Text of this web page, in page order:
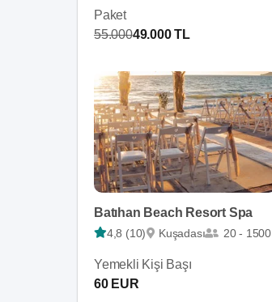
Paket
55.00049.000 TL
Batıhan Beach Resort Spa
4,8 (10) Kuşadası 20 - 1500
Yemekli Kişi Başı
60 EUR